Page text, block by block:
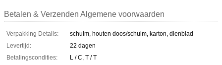
Betalen & Verzenden Algemene voorwaarden
Verpakking Details:
schuim, houten doos/schuim, karton, dienblad
Levertijd:
22 dagen
Betalingscondities:
L / C, T / T